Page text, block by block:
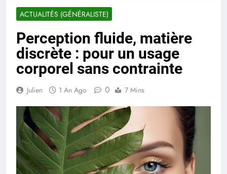
ACTUALITÉS (GÉNÉRALISTE)
Perception fluide, matière
discrète : pour un usage
corporel sans contrainte
Julien 1 An Ago 0 7 Mins